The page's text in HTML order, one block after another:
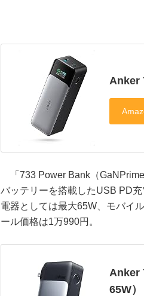
Anker
「733 Power Bank（
バッテリーを搭載したUSB PD
電器としては最大65W、モバイ
ール価格は1万990円。
Anker
65W）